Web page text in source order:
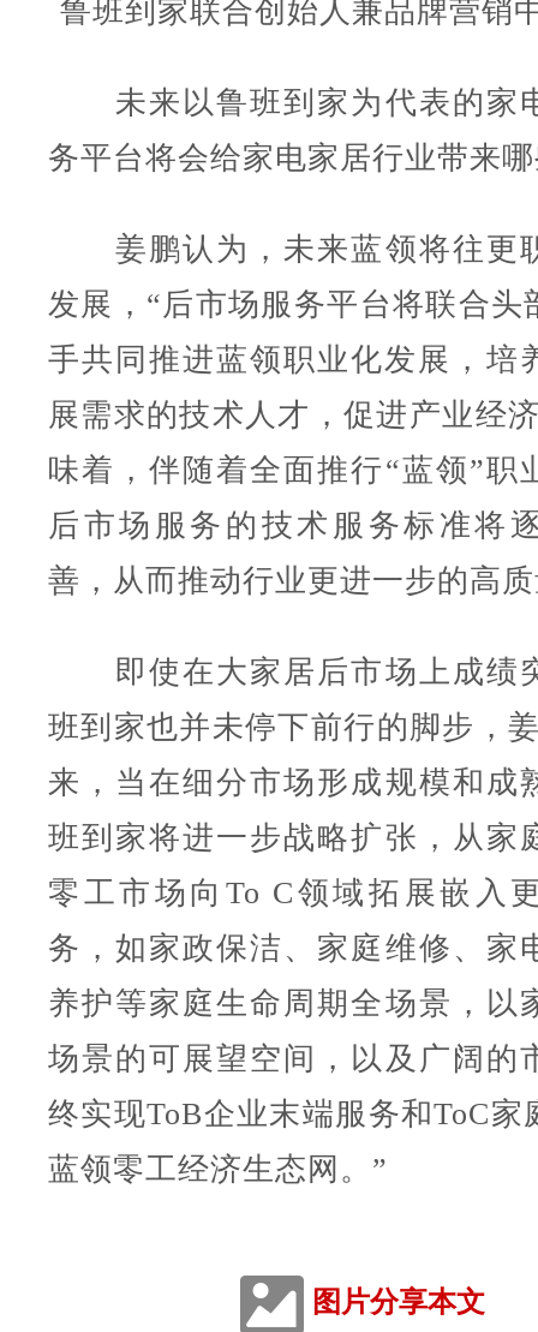
鲁班到家联合创始人兼品牌营销
未来以鲁班到家为代表的家
务平台将会给家电家居行业带来
姜鹏认为，未来蓝领将往更
发展，“后市场服务平台将联合头
手共同推进蓝领职业化发展，‌培
展需求的技术人才，促进产业‌经
味着，伴随着全面推行“蓝领”职
后市场服务的技术服务标准将
善，从而推动行业更进一步的高
即使在大家居后市场上成绩
班到家也并未停下前行的脚步，
来，当在细分市场形成规模和成
班到家将进一步战略扩张，从家
零工市场向To C领域拓展嵌入
务，如家政保洁、家庭维修、家
养护等家庭生命周期全场景，以
场景的可展望空间，以及广阔的
终实现ToB企业末端服务和ToC家
蓝领零工经济生态网。”
图片分享本文